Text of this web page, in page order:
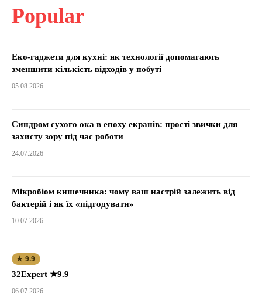
Popular
Еко-гаджети для кухні: як технології допомагають
зменшити кількість відходів у побуті
05.08.2026
Синдром сухого ока в епоху екранів: прості звички для
захисту зору під час роботи
24.07.2026
Мікробіом кишечника: чому ваш настрій залежить від
бактерій і як їх «підгодувати»
10.07.2026
★ 9.9
32Expert ★9.9
06.07.2026